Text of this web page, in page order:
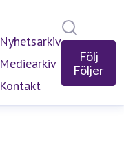
Nyhetsarkiv
Mediearkiv
Kontakt
Följ
Följer